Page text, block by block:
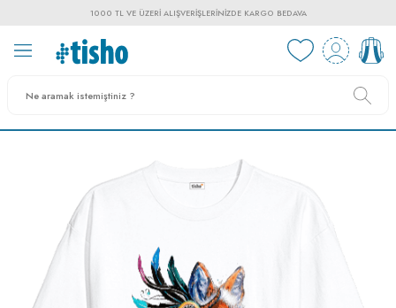
1000 TL VE ÜZERI ALIŞVERIŞLERINIZDE KARGO BEDAVA